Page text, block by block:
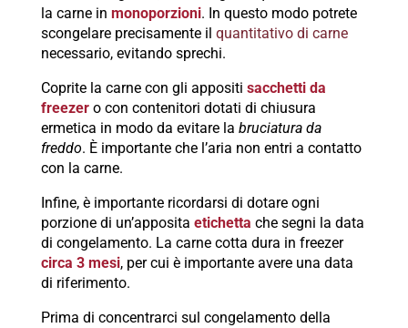
la carne in monoporzioni. In questo modo potrete
scongelare precisamente il quantitativo di carne
necessario, evitando sprechi.
Coprite la carne con gli appositi sacchetti da
freezer o con contenitori dotati di chiusura
ermetica in modo da evitare la bruciatura da
freddo. È importante che l’aria non entri a contatto
con la carne.
Infine, è importante ricordarsi di dotare ogni
porzione di un’apposita etichetta che segni la data
di congelamento. La carne cotta dura in freezer
circa 3 mesi, per cui è importante avere una data
di riferimento.
Prima di concentrarci sul congelamento della